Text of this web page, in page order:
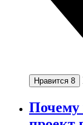
Нравится 8
Почему